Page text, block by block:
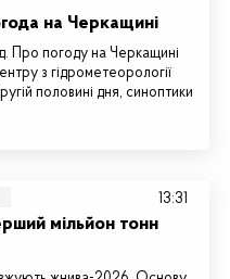
на Черкащині
Про погоду на Черкащині
з гідрометеорології
половині дня, синоптики
мільйон тонн
13:31